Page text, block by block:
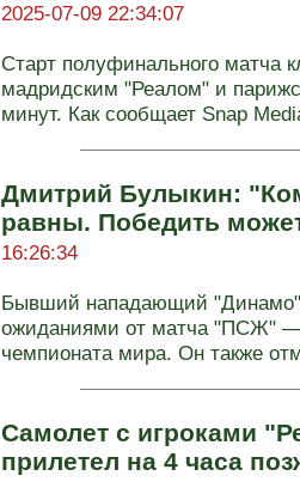
2025-07-09 22:34:07
Старт полуфинального матча
мадридским "Реалом" и
минут. Как сообщает Snap
Дмитрий Булыкин:
равны. Победить
16:26:34
Бывший нападающий
ожиданиями от матча "ПСЖ" —
чемпионата мира. Он также
Самолет с игроками
прилетел на 4 часа